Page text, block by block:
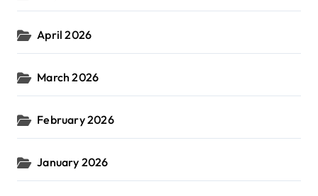
April 2026
March 2026
February 2026
January 2026